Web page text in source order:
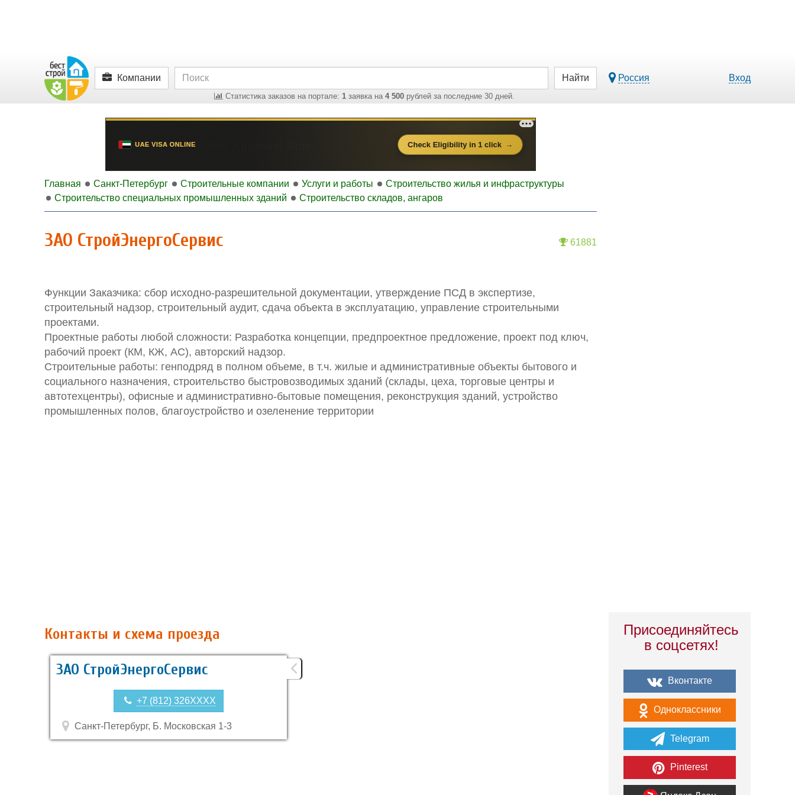
Компании
Статистика заказов на портале: 1 заявка на 4 500 рублей за последние 30 дней.
Найти Россия Вход
Главная Санкт-Петербург Строительные компании Услуги и работы
Строительство жилья и инфраструктуры
Строительство специальных промышленных зданий
Строительство складов, ангаров
61881
ЗАО СтройЭнергоСервис
Функции Заказчика: сбор исходно-разрешительной документации, утверждение ПСД в экспертизе,
строительный надзор, строительный аудит, сдача объекта в эксплуатацию, управление строительными
проектами.
Проектные работы любой сложности: Разработка концепции, предпроектное предложение, проект под ключ,
рабочий проект (КМ, КЖ, АС), авторский надзор.
Строительные работы: генподряд в полном объеме, в т.ч. жилые и административные объекты бытового и
социального назначения, строительство быстровозводимых зданий (склады, цеха, торговые центры и
автотехцентры), офисные и административно-бытовые помещения, реконструкция зданий, устройство
промышленных полов, благоустройство и озеленение территории
Контакты и схема проезда
ЗАО СтройЭнергоСервис
+7 (812) 326XXXX
Санкт-Петербург, Б. Московская 1-3
Присоединяйтесь
в соцсетях!
Вконтакте
Одноклассники
Telegram
Pinterest